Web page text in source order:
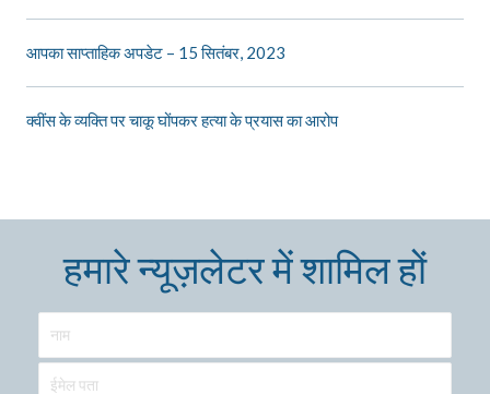
आपका साप्ताहिक अपडेट – 15 सितंबर, 2023
क्वींस के व्यक्ति पर चाकू घोंपकर हत्या के प्रयास का आरोप
हमारे न्यूज़लेटर में शामिल हों